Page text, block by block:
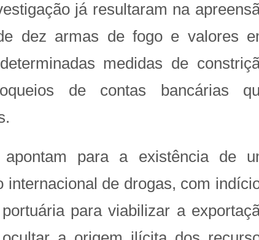
já resultaram na
dez armas de fogo e valores
medidas de
de contas bancárias
apontam para a existência de
internacional de drogas, com
para viabilizar a